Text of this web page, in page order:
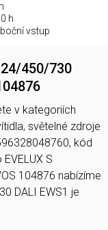
h
vstup
24/450/730
v kategoriích
světelné zdroje
kód
S
104876 nabízíme
DALI EWS1 je